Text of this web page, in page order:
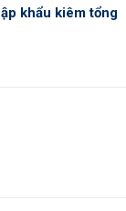
khẩu kiêm tổng